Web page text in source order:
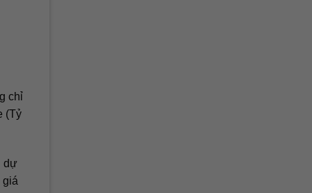
chỉ
(Tỷ
dự
giá